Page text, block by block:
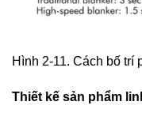
Hình 2-11. Cách bố trí
Thiết kế sản phẩm